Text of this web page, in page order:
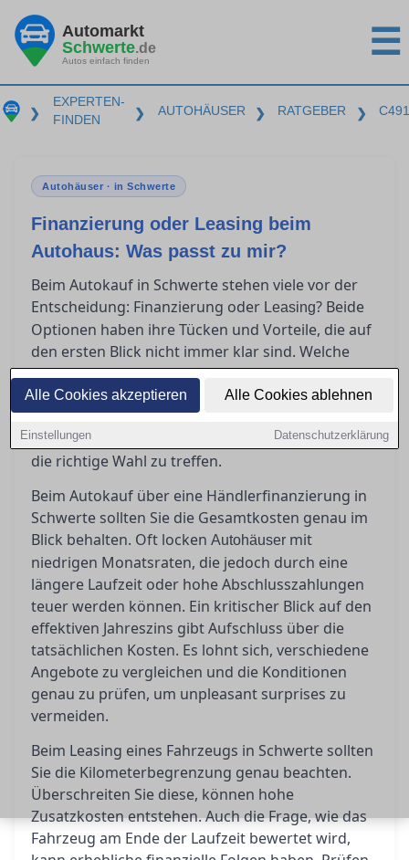
Alle Cookies akzeptieren Alle Cookies ablehnen
Einstellungen Datenschutzerklärung
Automarkt
Schwerte.de
Autos einfach finden ☰
❯
EXPERTEN-
FINDEN
❯ AUTOHÄUSER ❯ RATGEBER ❯
Autohäuser · in Schwerte
Finanzierung oder Leasing beim
Autohaus: Was passt zu mir?
Beim Autokauf in Schwerte stehen viele vor der
Entscheidung: Finanzierung oder Leasing? Beide
Optionen haben ihre Tücken und Vorteile, die auf
den ersten Blick nicht immer klar sind. Welche
Kosten wirklich auf Sie zukommen und welche
Lösung als Privatkunde am meisten Sinn macht,
erfahren Sie hier. Bevor Sie unterschreiben,
sollten Sie genau wissen, worauf es ankommt, um
die richtige Wahl zu treffen.
Beim Autokauf über eine Händlerfinanzierung in
Schwerte sollten Sie die Gesamtkosten genau im
Blick behalten. Oft locken Autohäuser mit
niedrigen Monatsraten, die jedoch durch eine
längere Laufzeit oder hohe Abschlusszahlungen
teuer werden können. Ein kritischer Blick auf den
effektiven Jahreszins gibt Aufschluss über die
tatsächlichen Kosten. Es lohnt sich, verschiedene
Angebote zu vergleichen und die Konditionen
genau zu prüfen, um unpleasant surprises zu
vermeiden.
Beim Leasing eines Fahrzeugs in Schwerte sollten
Sie die Kilometerbegrenzung genau beachten.
Überschreiten Sie diese, können hohe
Zusatzkosten entstehen. Auch die Frage, wie das
Fahrzeug am Ende der Laufzeit bewertet wird,